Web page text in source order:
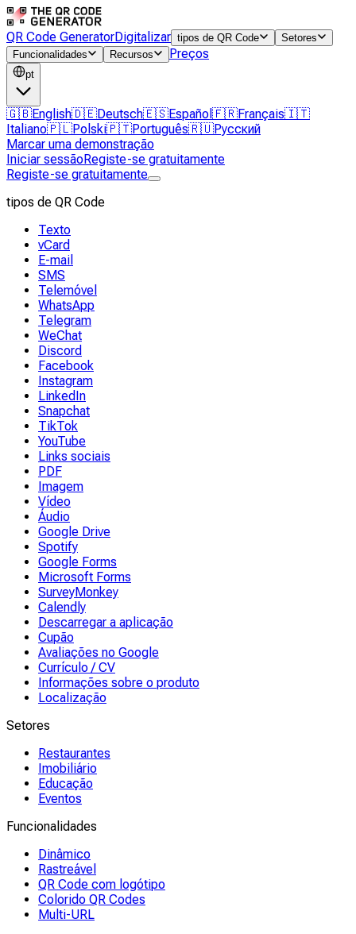
QR Code GeneratorDigitalizar tipos de QR Code
Setores
Funcionalidades
Recursos Preços
pt
🇬🇧English🇩🇪Deutsch🇪🇸Español 🇫🇷Français🇮🇹
Italiano🇵🇱Polski🇵🇹Português🇷🇺Русский
Marcar uma demonstração
Iniciar sessãoRegiste-se gratuitamente
Registe-se gratuitamente
tipos de QR Code
Texto
vCard
E-mail
SMS
Telemóvel
WhatsApp
Telegram
WeChat
Discord
Facebook
Instagram
LinkedIn
Snapchat
TikTok
YouTube
Links sociais
PDF
Imagem
Vídeo
Áudio
Google Drive
Spotify
Google Forms
Microsoft Forms
SurveyMonkey
Calendly
Descarregar a aplicação
Cupão
Avaliações no Google
Currículo / CV
Informações sobre o produto
Localização
Setores
Restaurantes
Imobiliário
Educação
Eventos
Funcionalidades
Dinâmico
Rastreável
QR Code com logótipo
Colorido QR Codes
Multi-URL